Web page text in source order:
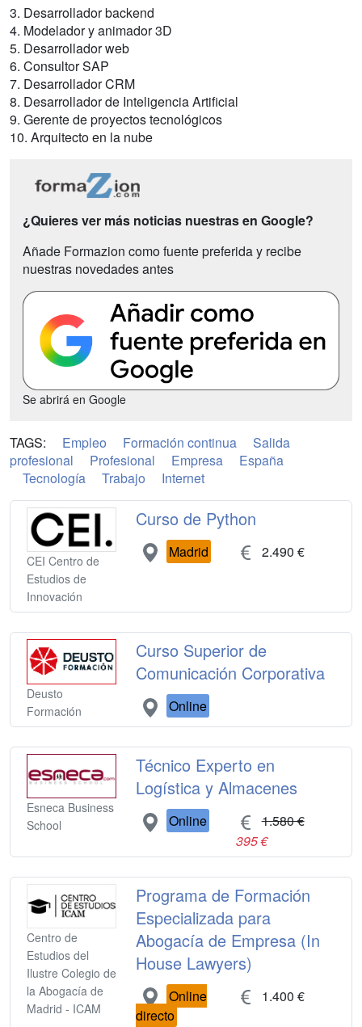
3. Desarrollador backend
4. Modelador y animador 3D
5. Desarrollador web
6. Consultor SAP
7. Desarrollador CRM
8. Desarrollador de Inteligencia Artificial
9. Gerente de proyectos tecnológicos
10. Arquitecto en la nube
¿Quieres ver más noticias nuestras en Google?
Añade Formazion como fuente preferida y recibe
nuestras novedades antes
Se abrirá en Google
TAGS: Empleo Formación continua
Salida
profesional
Profesional Empresa
España
Tecnología
Trabajo Internet
CEI Centro de
Estudios de
Innovación
Curso de Python
Madrid 2.490 €
Deusto
Formación
Curso Superior de
Comunicación Corporativa
Online
Esneca Business
School
Técnico Experto en
Logística y Almacenes
Online
1.580 €
395 €
Centro de
Estudios del
Ilustre Colegio de
la Abogacía de
Madrid - ICAM
Programa de Formación
Especializada para
Abogacía de Empresa (In
House Lawyers)
Online
directo
1.400 €